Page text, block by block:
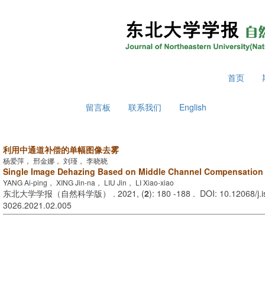
首页
留言板 联系我们 English
利用中通道补偿的单幅图像去雾
杨爱萍， 邢金娜， 刘瑾， 李晓晓
Single Image Dehazing Based on Middle Channel Compensation
YANG Ai-ping， XING Jin-na， LIU Jin， LI Xiao-xiao
东北大学学报（自然科学版） . 2021, (2): 180 -188 . DOI: 10.12068/
3026.2021.02.005